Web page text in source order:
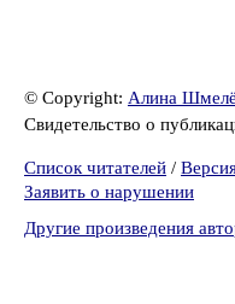
© Copyright: Алина
Свидетельство о
Список читателей /
Заявить о нарушении
Другие произведения